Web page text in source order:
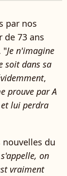
par nos
de 73 ans
"Je n'imagine
soit dans sa
,
prouve par A
lui perdra
nouvelles du
on
vraiment